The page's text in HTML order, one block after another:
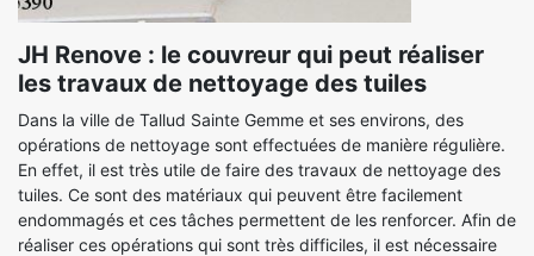
JH Renove : le couvreur qui peut réaliser
les travaux de nettoyage des tuiles
Dans la ville de Tallud Sainte Gemme et ses environs, des
opérations de nettoyage sont effectuées de manière régulière.
En effet, il est très utile de faire des travaux de nettoyage des
tuiles. Ce sont des matériaux qui peuvent être facilement
endommagés et ces tâches permettent de les renforcer. Afin de
réaliser ces opérations qui sont très difficiles, il est nécessaire